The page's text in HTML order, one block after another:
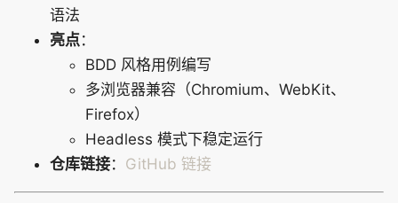
语法
亮点：
BDD 风格用例编写
多浏览器兼容（Chromium、WebKit、
Firefox）
Headless 模式下稳定运行
仓库链接： GitHub 链接